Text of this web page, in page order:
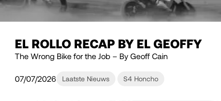
EL ROLLO RECAP BY EL GEOFFY
The Wrong Bike for the Job – By Geoff Cain
07/07/2026 Laatste Nieuws S4 Honcho